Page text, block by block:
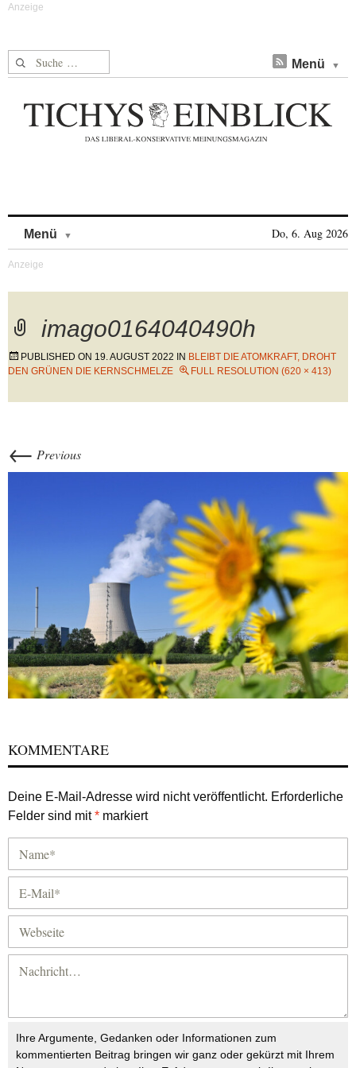
Suche nach: Menü
Menü Do, 6. Aug 2026
imago0164040490h
PUBLISHED ON 19. AUGUST 2022 IN BLEIBT DIE ATOMKRAFT, DROHT
DEN GRÜNEN DIE KERNSCHMELZE
FULL RESOLUTION (620 × 413)
← Previous
KOMMENTARE
Deine E-Mail-Adresse wird nicht veröffentlicht. Erforderliche
Felder sind mit* markiert
Ihre Argumente, Gedanken oder Informationen zum
kommentierten Beitrag bringen wir ganz oder gekürzt mit Ihrem